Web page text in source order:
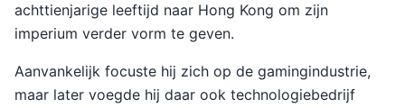
achttienjarige leeftijd naar Hong Kong om zijn
imperium verder vorm te geven.
Aanvankelijk focuste hij zich op de gamingindustrie,
maar later voegde hij daar ook technologiebedrijf